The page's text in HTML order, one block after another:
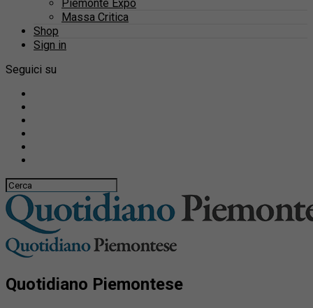
Piemonte Expo
Massa Critica
Shop
Sign in
Seguici su
Quotidiano Piemontese